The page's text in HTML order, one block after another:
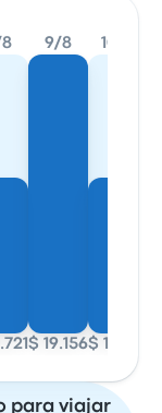
9/8
$ 19.156
10/8
$ 10.721
para viajar